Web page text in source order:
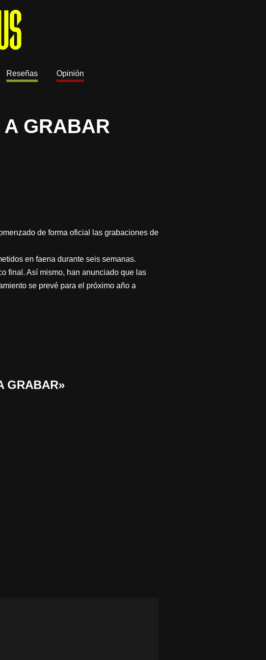
Reseñas Opinión
GRABAR
de forma oficial las grabaciones de
en faena durante seis semanas.
final. Así mismo, han anunciado que las
se prevé para el próximo año a
GRABAR»